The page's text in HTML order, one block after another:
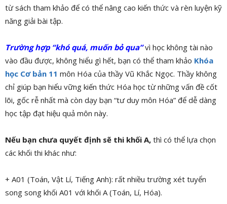
từ sách tham khảo để có thể nâng cao kiến thức và rèn luyện kỹ
năng giải bài tập.
Trường hợp “khó quá, muốn bỏ qua” vì học không tài nào
vào đầu được, không hiểu gì hết, bạn có thể tham khảo Khóa
học Cơ bản 11 môn Hóa của thầy Vũ Khắc Ngọc. Thầy không
chỉ giúp bạn hiểu vững kiến thức Hóa học từ những vấn đề cốt
lõi, gốc rễ nhất mà còn dạy bạn “tư duy môn Hóa” để dễ dàng
học tập đạt hiệu quả môn này.
Nếu bạn chưa quyết định sẽ thi khối A, thì có thể lựa chọn
các khối thi khác như:
+ A01 (Toán, Vật Lí, Tiếng Anh): rất nhiều trường xét tuyển
song song khối A01 với khối A (Toán, Lí, Hóa).